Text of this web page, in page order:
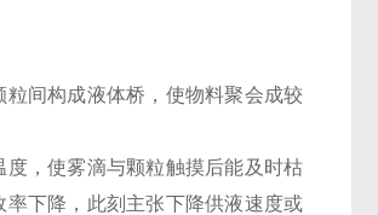
间构成液体桥，使物料聚会成较
，使雾滴与颗粒触摸后能及时枯
下降，此刻主张下降供液速度或